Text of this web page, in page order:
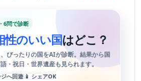
6問で診断
性のいい国はどこ？
ぴったりの国をAIが診断。結果から国
・祝日・世界遺産も見られます。
へ回遊 📱 シェアOK